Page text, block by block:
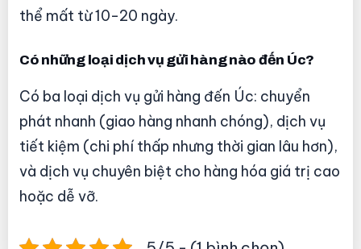
thể mất từ 10-20 ngày.
Có những loại dịch vụ gửi hàng nào đến Úc?
Có ba loại dịch vụ gửi hàng đến Úc: chuyển
phát nhanh (giao hàng nhanh chóng), dịch vụ
tiết kiệm (chi phí thấp nhưng thời gian lâu hơn),
và dịch vụ chuyên biệt cho hàng hóa giá trị cao
hoặc dễ vỡ.